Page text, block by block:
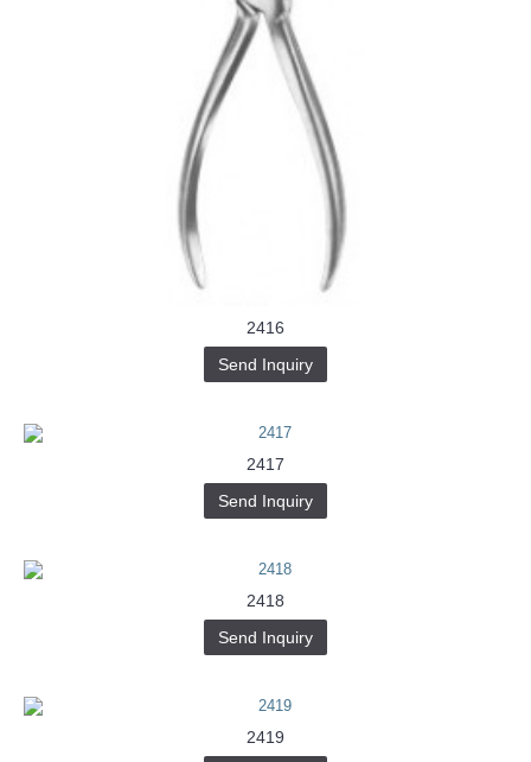
2416
Send Inquiry
2417
Send Inquiry
2418
Send Inquiry
2419